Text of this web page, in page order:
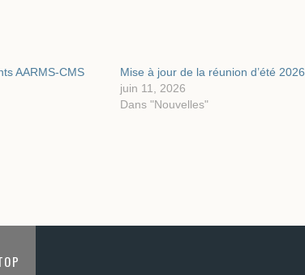
AARMS-CMS
Mise à jour de la réunion d’été 2026
juin 11, 2026
Dans "Nouvelles"